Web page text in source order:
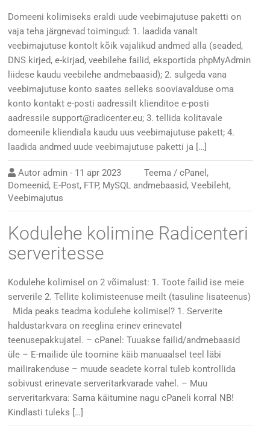
Domeeni kolimiseks eraldi uude veebimajutuse paketti on
vaja teha järgnevad toimingud: 1. laadida vanalt
veebimajutuse kontolt kõik vajalikud andmed alla (seaded,
DNS kirjed, e-kirjad, veebilehe failid, eksportida phpMyAdmin
liidese kaudu veebilehe andmebaasid); 2. sulgeda vana
veebimajutuse konto saates selleks sooviavalduse oma
konto kontakt e-posti aadressilt klienditoe e-posti
aadressile support@radicenter.eu; 3. tellida kolitavale
domeenile kliendiala kaudu uus veebimajutuse pakett; 4.
laadida andmed uude veebimajutuse paketti ja […]
Autor admin - 11 apr 2023 Teema /cPanel ,
Domeenid, E-Post, FTP, MySQL andmebaasid,Veebileht,
Veebimajutus
Kodulehe kolimine Radicenteri
serveritesse
Kodulehe kolimisel on 2 võimalust: 1. Toote failid ise meie
serverile 2. Tellite kolimisteenuse meilt (tasuline lisateenus)
Mida peaks teadma kodulehe kolimisel? 1. Serverite
haldustarkvara on reeglina erinev erinevatel
teenusepakkujatel. – cPanel: Tuuakse failid/andmebaasid
üle – E-mailide üle toomine käib manuaalsel teel läbi
mailirakenduse – muude seadete korral tuleb kontrollida
sobivust erinevate serveritarkvarade vahel. – Muu
serveritarkvara: Sama käitumine nagu cPaneli korral NB!
Kindlasti tuleks […]